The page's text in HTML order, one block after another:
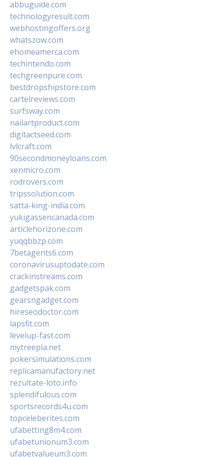
abbuguide.com
technologyresult.com
webhostingoffers.org
whatszow.com
ehomeamerca.com
techintendo.com
techgreenpure.com
bestdropshipstore.com
cartelreviews.com
surfsway.com
nailartproduct.com
digitactseed.com
lvlcraft.com
90secondmoneyloans.com
xenmicro.com
rodrovers.com
tripssolution.com
satta-king-india.com
yukigassencanada.com
articlehorizone.com
yuqqbbzp.com
7betagents6.com
coronavirusuptodate.com
crackinstreams.com
gadgetspak.com
gearsngadget.com
hireseodoctor.com
lapsfit.com
levelup-fast.com
mytreepla.net
pokersimulations.com
replicamanufactory.net
rezultate-loto.info
splendifulous.com
sportsrecords4u.com
topceleberites.com
ufabetting8m4.com
ufabetunionum3.com
ufabetvalueum3.com